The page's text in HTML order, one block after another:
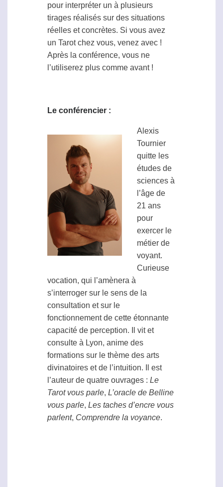
pour interpréter un à plusieurs
tirages réalisés sur des situations
réelles et concrètes. Si vous avez
un Tarot chez vous, venez avec !
Après la conférence, vous ne
l’utiliserez plus comme avant !
Le conférencier :
Alexis
Tournier
quitte les
études de
sciences à
l’âge de
21 ans
pour
exercer le
métier de
voyant.
Curieuse
vocation, qui l’amènera à
s’interroger sur le sens de la
consultation et sur le
fonctionnement de cette étonnante
capacité de perception. Il vit et
consulte à Lyon, anime des
formations sur le thème des arts
divinatoires et de l’intuition. Il est
l’auteur de quatre ouvrages : Le
Tarot vous parle, L’oracle de Belline
vous parle, Les taches d’encre vous
parlent, Comprendre la voyance.